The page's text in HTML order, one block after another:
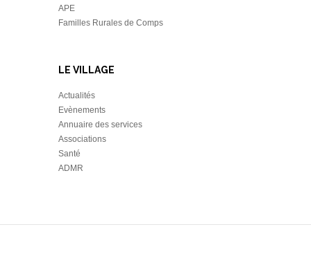
APE
Familles Rurales de Comps
LE VILLAGE
Actualités
Evènements
Annuaire des services
Associations
Santé
ADMR